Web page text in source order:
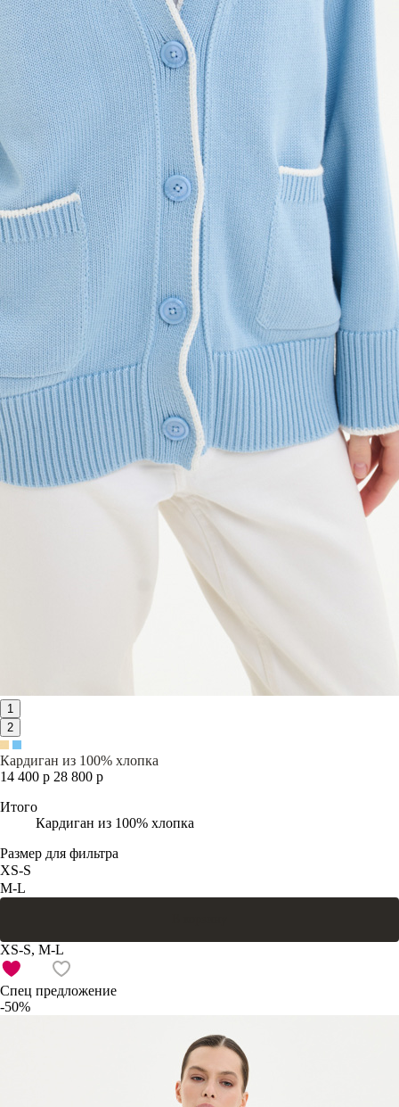
1
2
Кардиган из 100% хлопка
14 400 р 28 800 р
Итого
Кардиган из 100% хлопка
Размер для фильтра
XS-S
M-L
XS-S, M-L
Спец предложение
-50%